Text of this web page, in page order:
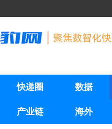
快递圈 数据
产业链 海外